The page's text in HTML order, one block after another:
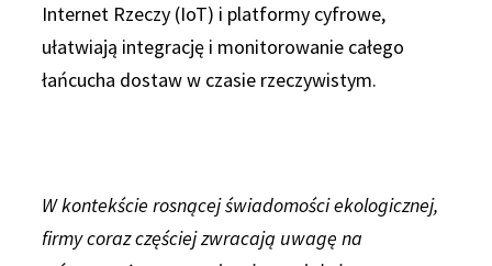
Internet Rzeczy (IoT) i platformy cyfrowe,
ułatwiają integrację i monitorowanie całego
łańcucha dostaw w czasie rzeczywistym.
W kontekście rosnącej świadomości ekologicznej,
firmy coraz częściej zwracają uwagę na